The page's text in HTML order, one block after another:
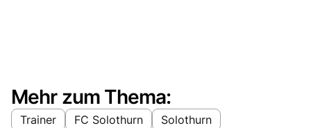
Mehr zum Thema:
Trainer FC Solothurn Solothurn